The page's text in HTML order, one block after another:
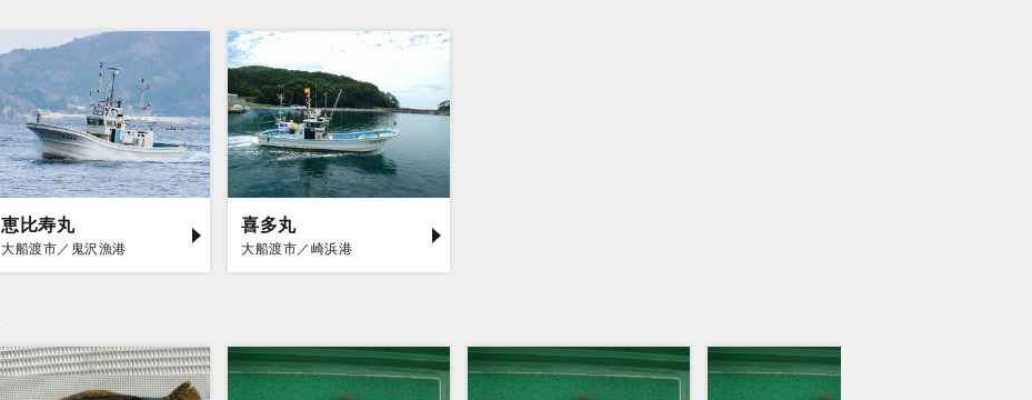
恵比寿丸
大船渡市／鬼沢漁港
喜多丸
大船渡市／崎浜港